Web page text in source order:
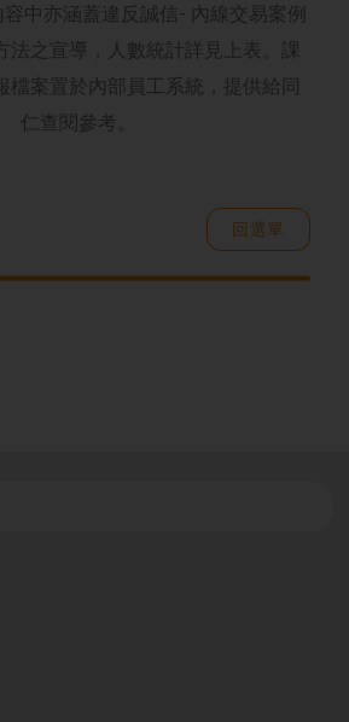
中亦涵蓋違反誠信- 內線交易案例
法之宣導，人數統計詳見上表。課
檔案置於內部員工系統，提供給同
仁查閱參考。
回選單